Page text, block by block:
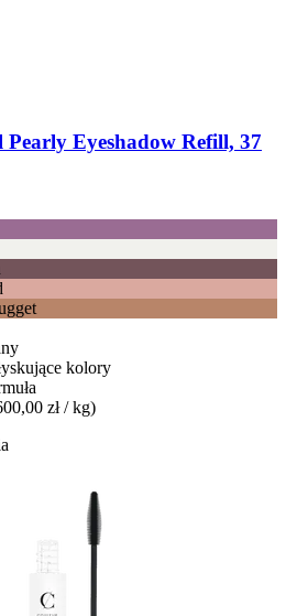
Pearly Eyeshadow Refill, 37
kolory
zł / kg)